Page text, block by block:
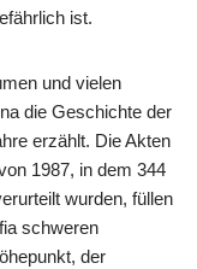
ist.
und vielen
die Geschichte der
erzählt. Die Akten
1987, in dem 344
wurden, füllen
schweren
der